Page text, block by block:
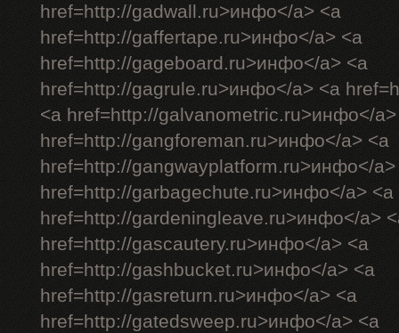
href=http://gadwall.ru>инфо</a> <a
href=http://gaffertape.ru>инфо</a> <a
href=http://gageboard.ru>инфо</a> <a
href=http://gagrule.ru>инфо</a> <a
<a href=http://galvanometric.ru>инфо</
href=http://gangforeman.ru>инфо</a> <a
href=http://gangwayplatform.ru>инфо</a>
href=http://garbagechute.ru>инфо</a> <a
href=http://gardeningleave.ru>инфо</a>
href=http://gascautery.ru>инфо</a> <a
href=http://gashbucket.ru>инфо</a> <a
href=http://gasreturn.ru>инфо</a> <a
href=http://gatedsweep.ru>инфо</a> <a